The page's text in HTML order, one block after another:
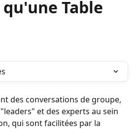
Table
des conversations de groupe,
et des experts au sein
qui sont facilitées par la